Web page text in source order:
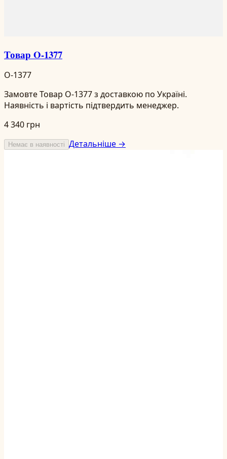
Товар O-1377
O-1377
Замовте Товар O-1377 з доставкою по Україні.
Наявність і вартість підтвердить менеджер.
4 340 грн
Немає в наявності Детальніше →